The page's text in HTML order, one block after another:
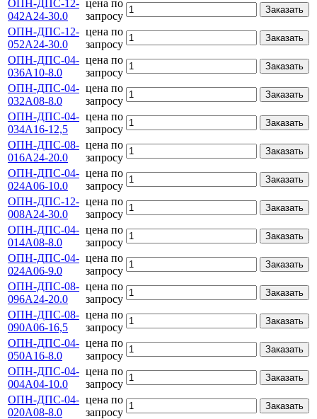
ОПН-ДПС-12-
042А24-30.0
цена по
запросу
Заказать
ОПН-ДПС-12-
052А24-30.0
цена по
запросу
Заказать
ОПН-ДПС-04-
036А10-8.0
цена по
запросу
Заказать
ОПН-ДПС-04-
032А08-8.0
цена по
запросу
Заказать
ОПН-ДПС-04-
034А16-12,5
цена по
запросу
Заказать
ОПН-ДПС-08-
016А24-20.0
цена по
запросу
Заказать
ОПН-ДПС-04-
024А06-10.0
цена по
запросу
Заказать
ОПН-ДПС-12-
008А24-30.0
цена по
запросу
Заказать
ОПН-ДПС-04-
014А08-8.0
цена по
запросу
Заказать
ОПН-ДПС-04-
024А06-9.0
цена по
запросу
Заказать
ОПН-ДПС-08-
096А24-20.0
цена по
запросу
Заказать
ОПН-ДПС-08-
090А06-16,5
цена по
запросу
Заказать
ОПН-ДПС-04-
050А16-8.0
цена по
запросу
Заказать
ОПН-ДПС-04-
004А04-10.0
цена по
запросу
Заказать
ОПН-ДПС-04-
020А08-8.0
цена по
запросу
Заказать